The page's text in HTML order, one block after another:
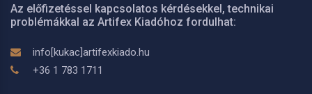
Az előfizetéssel kapcsolatos kérdésekkel, technikai
problémákkal az Artifex Kiadóhoz fordulhat:
info[kukac]artifexkiado.hu
+36 1 783 1711